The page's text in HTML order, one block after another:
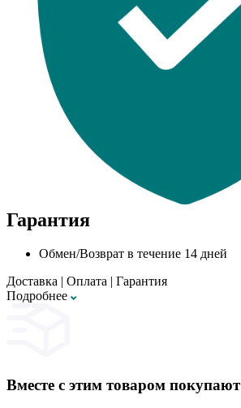
Гарантия
Обмен/Возврат в течение 14 дней
Доставка | Оплата | Гарантия
Подробнее
Вместе с этим товаром покупают